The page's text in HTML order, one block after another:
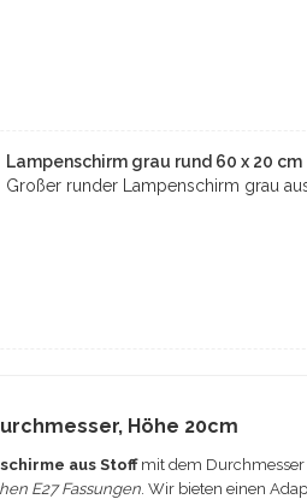
Lampenschirm grau rund 60 x 20 cm
Großer runder Lampenschirm grau
Höhe 20cm
aus Stoffmit dem Durchmesser
E27 Fassungen. Wir bieten einen